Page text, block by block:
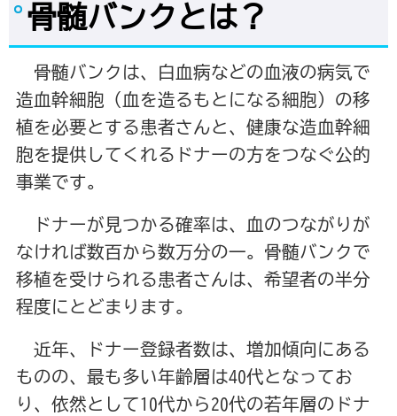
骨髄バンクとは？
骨髄バンクは、白血病などの血液の病気で
造血幹細胞（血を造るもとになる細胞）の移
植を必要とする患者さんと、健康な造血幹細
胞を提供してくれるドナーの方をつなぐ公的
事業です。
ドナーが見つかる確率は、血のつながりが
なければ数百から数万分の一。骨髄バンクで
移植を受けられる患者さんは、希望者の半分
程度にとどまります。
近年、ドナー登録者数は、増加傾向にある
ものの、最も多い年齢層は40代となってお
り、依然として10代から20代の若年層のドナ